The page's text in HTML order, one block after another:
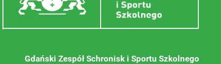
Gdański Zespół Schronisk i Sportu Szkolnego